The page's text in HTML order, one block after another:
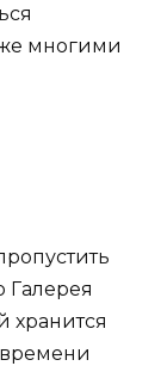
многими
хранится
времени